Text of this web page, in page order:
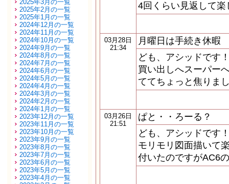
2025年3月の一覧
2025年2月の一覧
2025年1月の一覧
2024年12月の一覧
2024年11月の一覧
2024年10月の一覧
2024年9月の一覧
2024年8月の一覧
2024年7月の一覧
2024年6月の一覧
2024年5月の一覧
2024年4月の一覧
2024年3月の一覧
2024年2月の一覧
2024年1月の一覧
2023年12月の一覧
2023年11月の一覧
2023年10月の一覧
2023年9月の一覧
2023年8月の一覧
2023年7月の一覧
2023年6月の一覧
2023年5月の一覧
2023年4月の一覧
4回くらい見返して
03月28日
21:34
月曜日は手続き休暇
ども、アシッドです
買い出しへスーパー
ててちょっと焦りま
03月26日
21:51
ぱと・・ろーる？
ども、アシッドです
モリモリ図面描いて
付いたのですがAC6